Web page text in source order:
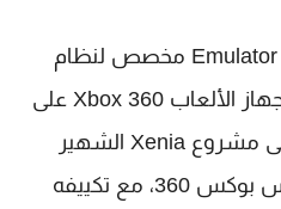
محاكي aX360e هو تطبيق Emulator مخصص لنظام
أندرويد يهدف إلى محاكاة جهاز الألعاب Xbox 360 على
الهواتف. يعتمد المحاكي على مشروع Xenia الشهير
كمحاكي أساسي لمنصة إكس بوكس 360، مع تكييفه